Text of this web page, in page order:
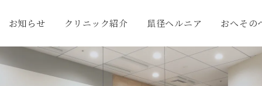
お知らせ クリニック紹介 鼠径ヘルニア おへその